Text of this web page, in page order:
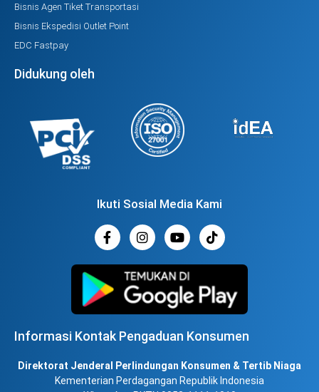
Bisnis Agen Tiket Transportasi
Bisnis Ekspedisi Outlet Point
EDC Fastpay
Didukung oleh
Ikuti Sosial Media Kami
Informasi Kontak Pengaduan Konsumen
Direktorat Jenderal Perlindungan Konsumen & Tertib Niaga
Kementerian Perdagangan Republik Indonesia